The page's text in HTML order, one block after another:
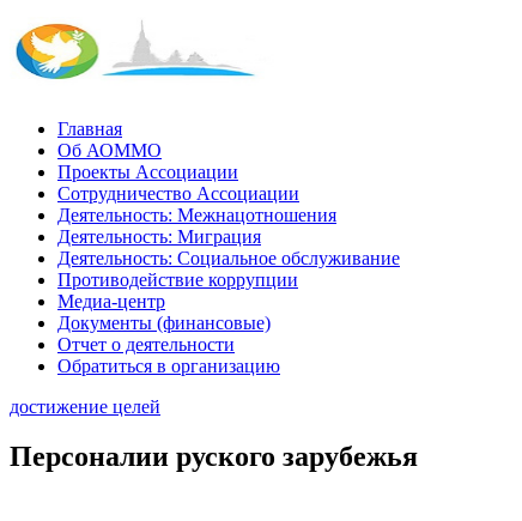
Главная
Об АОММО
Проекты Ассоциации
Сотрудничество Ассоциации
Деятельность: Межнацотношения
Деятельность: Миграция
Деятельность: Социальное обслуживание
Противодействие коррупции
Медиа-центр
Документы (финансовые)
Отчет о деятельности
Обратиться в организацию
достижение целей
Персоналии руского зарубежья